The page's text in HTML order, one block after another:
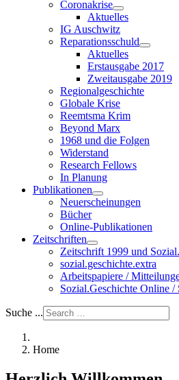
Coronakrise
Aktuelles
IG Auschwitz
Reparationsschuld
Aktuelles
Erstausgabe 2017
Zweitausgabe 2019
Regionalgeschichte
Globale Krise
Reemtsma Krim
Beyond Marx
1968 und die Folgen
Widerstand
Research Fellows
In Planung
Publikationen
Neuerscheinungen
Bücher
Online-Publikationen
Zeitschriften
Zeitschrift 1999 und
sozial.geschichte.extra
Arbeitspapiere /
Sozial.Geschichte Online
Suche ...
Home